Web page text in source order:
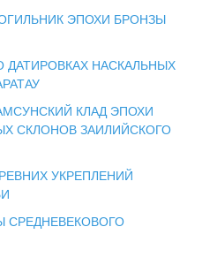
ЭПОХИ БРОНЗЫ
ДАТИРОВКАХ НАСКАЛЬНЫХ
КЛАД ЭПОХИ
СКЛОНОВ ЗАИЛИЙСКОГО
УКРЕПЛЕНИЙ
СРЕДНЕВЕКОВОГО